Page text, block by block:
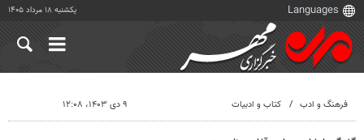
یکشنبه ۱۸ مرداد ۱۴۰۵
فرهنگ و ادب کتاب و ادبیات ۹ دی ۱۴۰۳، ۱۲:۰۸